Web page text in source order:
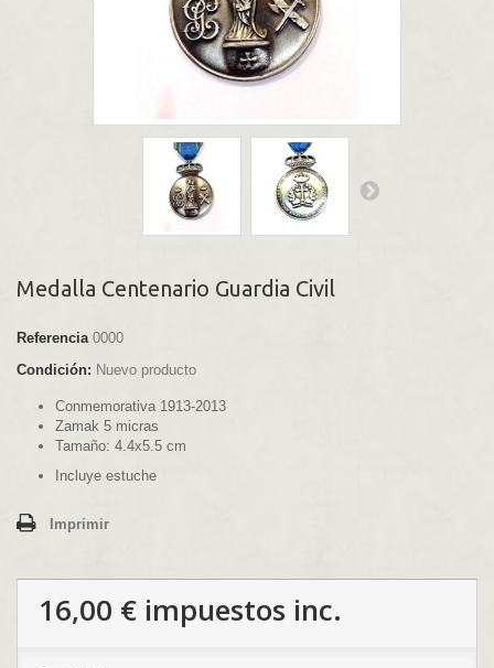
Medalla Centenario Guardia Civil
Referencia 0000
Condición: Nuevo producto
Conmemorativa 1913-2013
Zamak 5 micras
Tamaño: 4.4x5.5 cm
Incluye estuche
Imprimir
16,00 € impuestos inc.